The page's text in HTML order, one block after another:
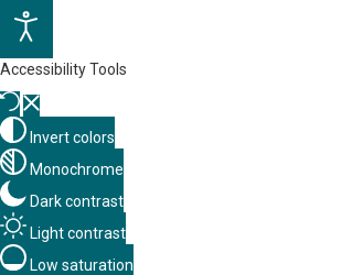
Accessibility Tools
Invert colors
Monochrome
Dark contrast
Light contrast
Low saturation